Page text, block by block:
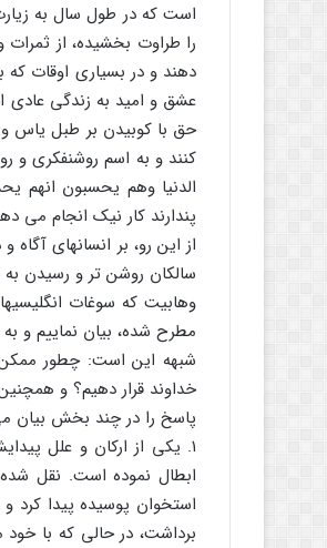
است که در طول سال به
را طراوت بخشیده، از
دهند و در بسیاری اوقات که
عشق و امید به زندگی عادی
حق با کوبیدن بر طبل یاس و
کنند و به اسم روشنفکری و
پندارند کار نیک انجام می
از این رو، بر انسانهای
سالکان روشن تر و رسیدن به
مطرح شده، بیان نماییم و
شبهه این است: چطور ممکن
خداوند قرار دهیم؟ و
پاسخ را در چند بخش بیان
۱. یکی از ارکان و علل
ابطال نموده است. نقل
استخوان پوسیده پیدا کرد
برداشت، در حالی که با